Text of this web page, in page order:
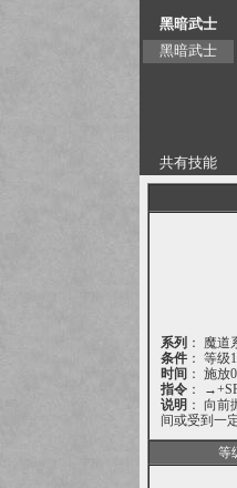
黑暗武士
黑暗武士
共有技能
系列 ： 魔道
条件 ： 等级
时间 ： 施
指令 ：
说明 ： 向
间或受到一
等